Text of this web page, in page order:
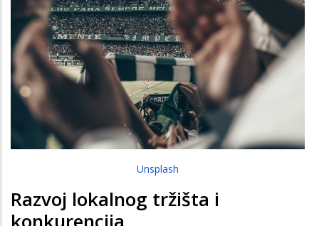
Unsplash
Razvoj lokalnog tržišta i